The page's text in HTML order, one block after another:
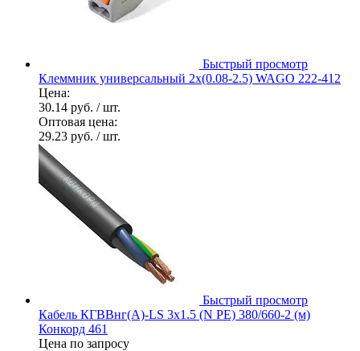
Быстрый просмотр
Клеммник универсальный 2х(0.08-2.5) WAGO 222-412
Цена:
30.14 руб. / шт.
Оптовая цена:
29.23 руб. / шт.
Быстрый просмотр
Кабель КГВВнг(А)-LS 3х1.5 (N PE) 380/660-2 (м)
Конкорд 461
Цена по запросу